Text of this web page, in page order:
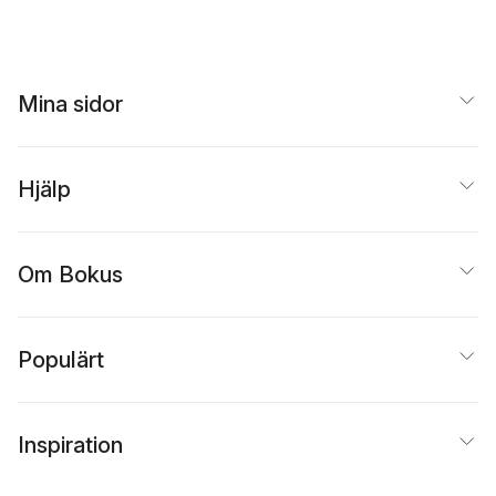
Mina sidor
Hjälp
Om Bokus
Populärt
Inspiration